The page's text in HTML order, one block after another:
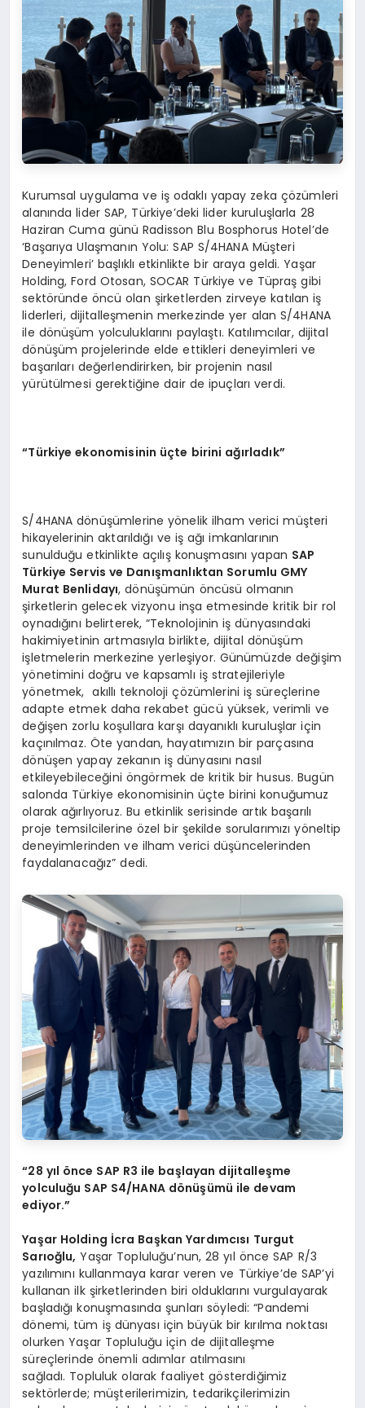
Kurumsal uygulama ve iş odaklı yapay zeka çözümleri
alanında lider SAP, Türkiye’deki lider kuruluşlarla 28
Haziran Cuma günü Radisson Blu Bosphorus Hotel’de
‘Başarıya Ulaşmanın Yolu: SAP S/4HANA Müşteri
Deneyimleri’ başlıklı etkinlikte bir araya geldi. Yaşar
Holding, Ford Otosan, SOCAR Türkiye ve Tüpraş gibi
sektöründe öncü olan şirketlerden zirveye katılan iş
liderleri, dijitalleşmenin merkezinde yer alan S/4HANA
ile dönüşüm yolculuklarını paylaştı. Katılımcılar, dijital
dönüşüm projelerinde elde ettikleri deneyimleri ve
başarıları değerlendirirken, bir projenin nasıl
yürütülmesi gerektiğine dair de ipuçları verdi.
“Türkiye ekonomisinin üçte birini ağırladık”
S/4HANA dönüşümlerine yönelik ilham verici müşteri
hikayelerinin aktarıldığı ve iş ağı imkanlarının
sunulduğu etkinlikte açılış konuşmasını yapan SAP
Türkiye Servis ve Danışmanlıktan Sorumlu GMY
Murat Benlidayı, dönüşümün öncüsü olmanın
şirketlerin gelecek vizyonu inşa etmesinde kritik bir rol
oynadığını belirterek, “Teknolojinin iş dünyasındaki
hakimiyetinin artmasıyla birlikte, dijital dönüşüm
işletmelerin merkezine yerleşiyor. Günümüzde değişim
yönetimini doğru ve kapsamlı iş stratejileriyle
yönetmek, akıllı teknoloji çözümlerini iş süreçlerine
adapte etmek daha rekabet gücü yüksek, verimli ve
değişen zorlu koşullara karşı dayanıklı kuruluşlar için
kaçınılmaz. Öte yandan, hayatımızın bir parçasına
dönüşen yapay zekanın iş dünyasını nasıl
etkileyebileceğini öngörmek de kritik bir husus. Bugün
salonda Türkiye ekonomisinin üçte birini konuğumuz
olarak ağırlıyoruz. Bu etkinlik serisinde artık başarılı
proje temsilcilerine özel bir şekilde sorularımızı yöneltip
deneyimlerinden ve ilham verici düşüncelerinden
faydalanacağız” dedi.
“28 yıl önce SAP R3 ile başlayan dijitalleşme
yolculuğu SAP S4/HANA dönüşümü ile devam
ediyor.”
Yaşar Holding İcra Başkan Yardımcısı Turgut
Sarıoğlu, Yaşar Topluluğu’nun, 28 yıl önce SAP R/3
yazılımını kullanmaya karar veren ve Türkiye’de SAP’yi
kullanan ilk şirketlerinden biri olduklarını vurgulayarak
başladığı konuşmasında şunları söyledi: “Pandemi
dönemi, tüm iş dünyası için büyük bir kırılma noktası
olurken Yaşar Topluluğu için de dijitalleşme
süreçlerinde önemli adımlar atılmasını
sağladı. Topluluk olarak faaliyet gösterdiğimiz
sektörlerde; müşterilerimizin, tedarikçilerimizin